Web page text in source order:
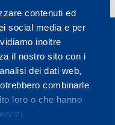
contenuti ed
social media e per
inoltre
il nostro sito con i
dei dati web,
combinarle
loro o che hanno
Fagnano 38,